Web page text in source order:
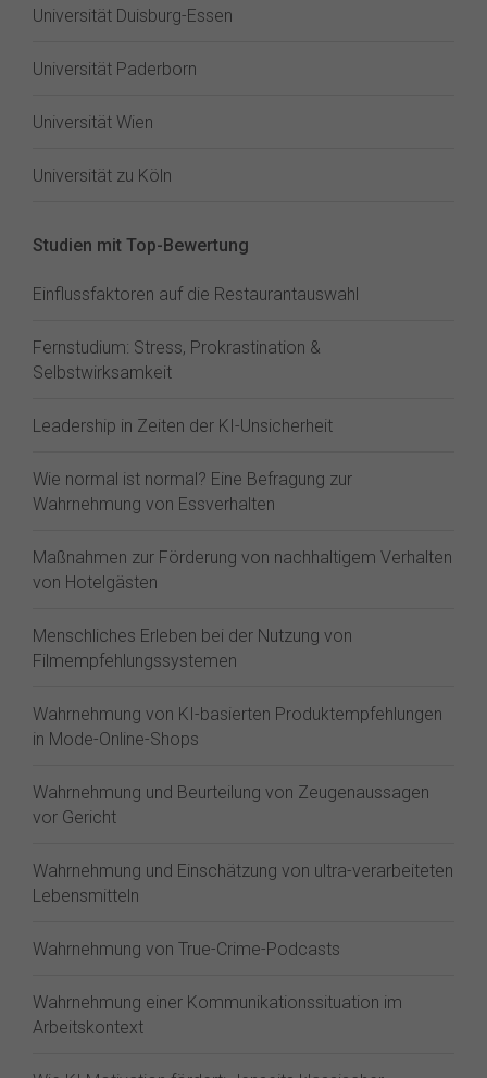
Universität Duisburg-Essen
Universität Paderborn
Universität Wien
Universität zu Köln
Studien mit Top-Bewertung
Einflussfaktoren auf die Restaurantauswahl
Fernstudium: Stress, Prokrastination &
Selbstwirksamkeit
Leadership in Zeiten der KI-Unsicherheit
Wie normal ist normal? Eine Befragung zur
Wahrnehmung von Essverhalten
Maßnahmen zur Förderung von nachhaltigem Verhalten
von Hotelgästen
Menschliches Erleben bei der Nutzung von
Filmempfehlungssystemen
Wahrnehmung von KI-basierten Produktempfehlungen
in Mode-Online-Shops
Wahrnehmung und Beurteilung von Zeugenaussagen
vor Gericht
Wahrnehmung und Einschätzung von ultra-verarbeiteten
Lebensmitteln
Wahrnehmung von True-Crime-Podcasts
Wahrnehmung einer Kommunikationssituation im
Arbeitskontext